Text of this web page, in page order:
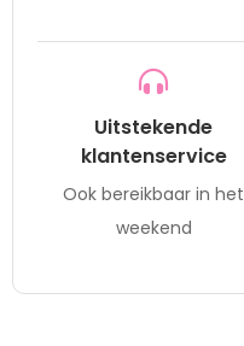
Uitstekende
klantenservice
Ook bereikbaar in het
weekend